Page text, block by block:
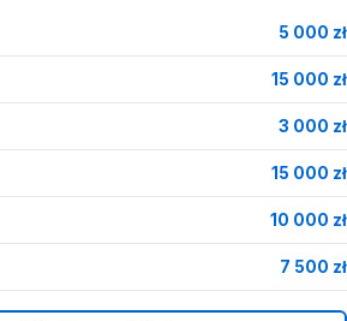
5 000 zł
15 000 zł
3 000 zł
15 000 zł
10 000 zł
7 500 zł